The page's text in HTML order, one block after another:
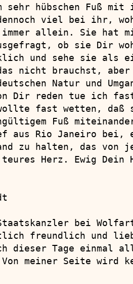
hübschen Fuß
viel bei ihr,
immer allein. Sie hat
ob sie Dir
und sehe sie als
nicht brauchst,
Natur und
Dir reden tue ich
wollte fast wetten,
Fuß
aus Rio Janeiro bei,
zu halten, das von
Herz. Ewig Dein
bei Wolfart
freundlich und
dieser Tage einmal
meiner Seite wird